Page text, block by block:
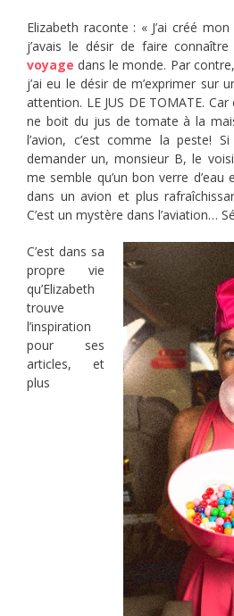
Elizabeth raconte : « J’ai créé
j’avais le désir de faire connaître
voyage dans le monde. Par
j’ai eu le désir de m’exprimer sur
attention. LE JUS DE TOMATE.
ne boit du jus de tomate à la
l’avion, c’est comme la peste!
demander un, monsieur B, le
me semble qu’un bon verre
dans un avion et plus
C’est un mystère dans l’aviation…
C’est dans sa
propre vie
qu’Elizabeth
trouve
l’inspiration
pour ses
articles, et
plus